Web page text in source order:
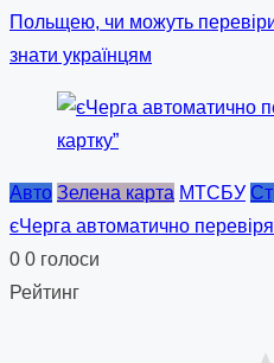
Польщею, чи можуть
знати українцям
Авто Зелена карта МТСБУ
єЧерга автоматично
0 0 голоси
Рейтинг